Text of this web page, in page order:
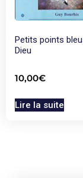
Petits points
Dieu
10,00€
Lire la suite